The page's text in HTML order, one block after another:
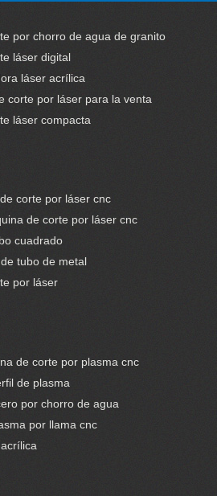
por chorro de agua de granito
láser digital
láser acrílica
corte por láser para la venta
láser compacta
corte por láser cnc
de corte por láser cnc
cuadrado
tubo de metal
por láser
de corte por plasma cnc
de plasma
por chorro de agua
por llama cnc